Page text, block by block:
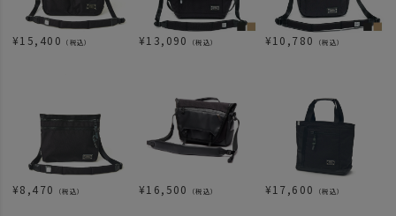
¥15,400 （税込） ¥13,090 （税込） ¥10,780 （税込）
¥8,470 （税込） ¥16,500 （税込） ¥17,600 （税込）